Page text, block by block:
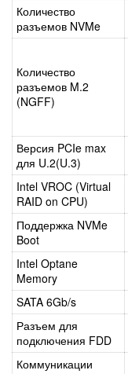
Количество
разъемов NVMe
Количество
разъемов M.2
(NGFF)
Версия PCIe max
для U.2(U.3)
Intel VROC (Virtual
RAID on CPU)
Поддержка NVMe
Boot
Intel Optane
Memory
SATA 6Gb/s
Разъем для
подключения FDD
Коммуникации